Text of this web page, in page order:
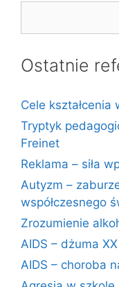
Ostatnie
Cele kształcenia
Tryptyk
Freinet
Reklama – siła
Autyzm –
współczesnego
Zrozumienie
AIDS – dżuma
AIDS – choroba